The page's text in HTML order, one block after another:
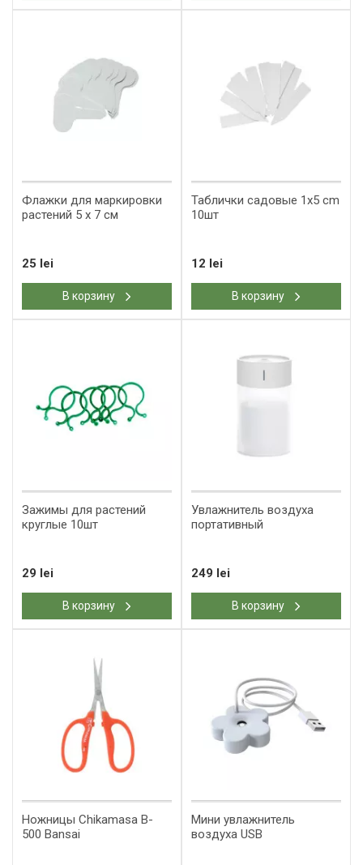
Флажки для маркировки
растений 5 x 7 см
25 lei
В корзину
Таблички садовые 1x5 cm
10шт
12 lei
В корзину
Зажимы для растений
круглые 10шт
29 lei
В корзину
Увлажнитель воздуха
портативный
249 lei
В корзину
Ножницы Chikamasa B-
500 Bansai
Мини увлажнитель
воздуха USB